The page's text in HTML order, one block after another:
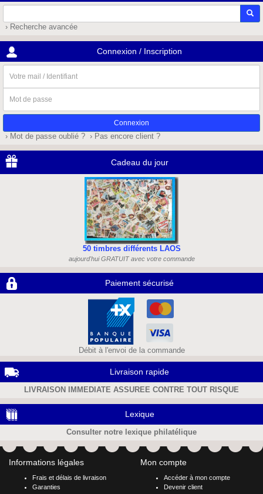
› Recherche avancée
Connexion / Inscription
mail
/
Identifiant
de
passe
› Mot de passe oublié ? › Pas encore client ?
Cadeau du jour
50 timbres différents LAOS
aujourd'hui GRATUIT avec votre commande
Paiement sécurisé
Débit à l'envoi de la commande
Livraison rapide
LIVRAISON IMMEDIATE ASSUREE CONTRE TOUT RISQUE
Lexique
Consulter notre lexique philatélique
Informations légales
Frais et délais de livraison
Garanties
Mon compte
Accéder à mon compte
Devenir client